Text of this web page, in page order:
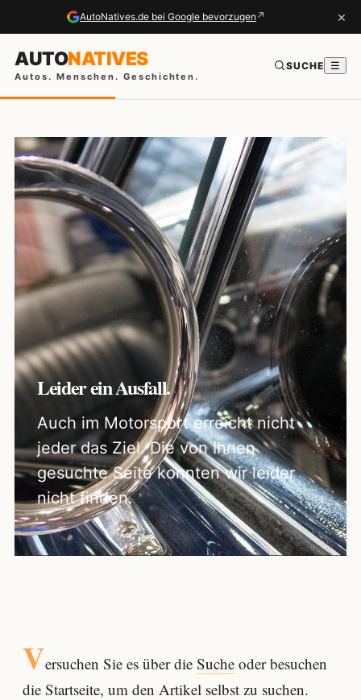
AutoNatives.de bei Google bevorzugen ↗ ×
AUTONATIVES
Autos. Menschen. Geschichten.
SUCHE ☰
Leider ein Ausfall.
Auch im Motorsport erreicht nicht
jeder das Ziel. Die von Ihnen
gesuchte Seite konnten wir leider
nicht finden.
Versuchen Sie es über die Sucheoder besuchen
die Startseite, um den Artikel selbst zu suchen.